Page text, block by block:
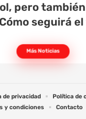
pero
seguirá
Más Noticias
de privacidad
Política de
y condiciones
Contacto